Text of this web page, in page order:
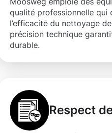
qualité professionnelle qui
l’efficacité du nettoyage
précision technique
durable.
Respect